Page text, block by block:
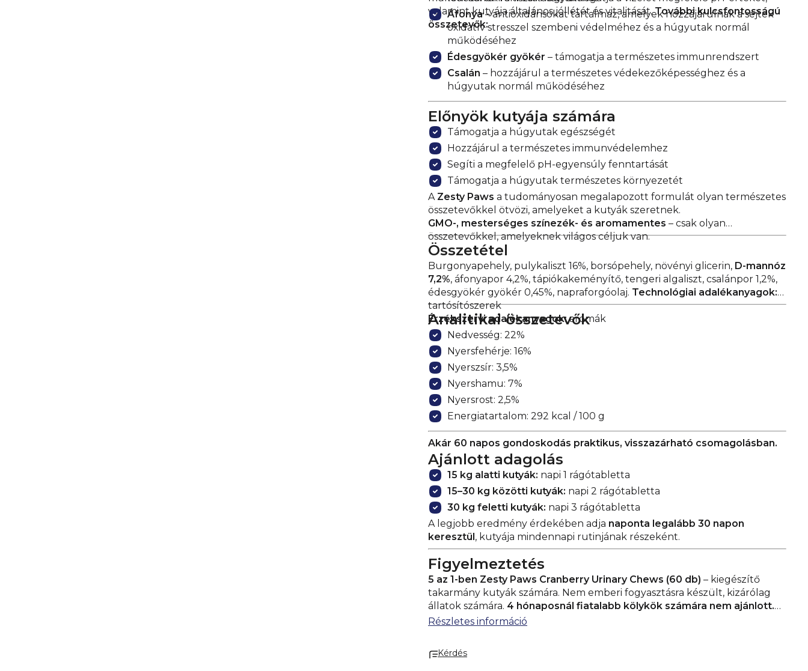
valamint kutyája általános jóllétét és vitalitását. További kulcsfontosságú
összetevők:
Áfonya– antioxidánsokat tartalmaz, amelyek hozzájárulnak a sejtek
oxidatív stresszel szembeni védelméhez és a húgyutak normál
működéséhez
Édesgyökér gyökér – támogatja a természetes immunrendszert
Csalán – hozzájárul a természetes védekezőképességhez és a
húgyutak normál működéséhez
Előnyök kutyája számára
Támogatja a húgyutak egészségét
Hozzájárul a természetes immunvédelemhez
Segíti a megfelelő pH-egyensúly fenntartását
Támogatja a húgyutak természetes környezetét
A Zesty Paws a tudományosan megalapozott formulát olyan természetes
összetevőkkel ötvözi, amelyeket a kutyák szeretnek.
GMO-, mesterséges színezék- és aromamentes – csak olyan
összetevőkkel, amelyeknek világos céljuk van.
Összetétel
Burgonyapehely, pulykaliszt 16%, borsópehely, növényi glicerin, D-mannóz
7,2%, áfonyapor 4,2%, tápiókakeményítő, tengeri algaliszt, csalánpor 1,2%,
édesgyökér gyökér 0,45%, napraforgóolaj. Technológiai adalékanyagok:
tartósítószerek
Érzékszervi adalékanyagok:aromák
Analitikai összetevők
Nedvesség: 22%
Nyersfehérje: 16%
Nyerszsír: 3,5%
Nyershamu: 7%
Nyersrost: 2,5%
Energiatartalom: 292 kcal / 100 g
Akár 60 napos gondoskodás praktikus, visszazárható csomagolásban.
Ajánlott adagolás
15 kg alatti kutyák: napi 1 rágótabletta
15–30 kg közötti kutyák: napi 2 rágótabletta
30 kg feletti kutyák: napi 3 rágótabletta
A legjobb eredmény érdekében adja naponta legalább 30 napon
keresztül , kutyája mindennapi rutinjának részeként.
Figyelmeztetés
5 az 1-ben Zesty Paws Cranberry Urinary Chews (60 db) – kiegészítő
takarmány kutyák számára. Nem emberi fogyasztásra készült, kizárólag
állatok számára. 4 hónaposnál fiatalabb kölykök számára nem ajánlott.
Nem helyettesíti a teljes értékű takarmányt. Ne lépje túl az ajánlott napi
Tömeg:200 g
Részletes információ
Kérdés